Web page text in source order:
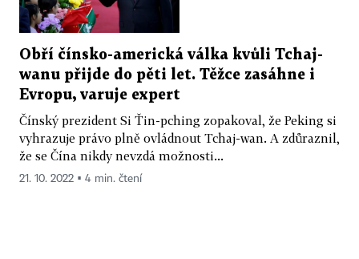
Obří čínsko-americká válka kvůli Tchaj-
wanu přijde do pěti let. Těžce zasáhne i
Evropu, varuje expert
Čínský prezident Si Ťin-pching zopakoval, že Peking si
vyhrazuje právo plně ovládnout Tchaj-wan. A zdůraznil,
že se Čína nikdy nevzdá možnosti...
21. 10. 2022 ▪ 4 min. čtení